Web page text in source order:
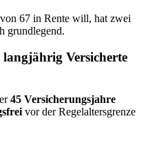
67 in Rente will, hat zwei
grundlegend.
langjährig Versicherte
45 Versicherungsjahre
vor der Regelaltersgrenze